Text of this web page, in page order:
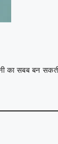
का सबब बन